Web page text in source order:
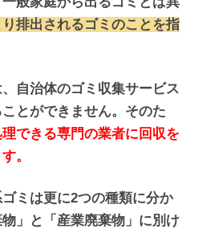
排出されるゴミのことを指
自治体のゴミ収集サービス
とができません。そのた
できる専門の業者に回収を
。
ミは更に2つの種類に分か
」と「産業廃棄物」に別け